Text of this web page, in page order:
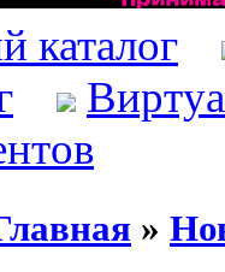
каталог
»